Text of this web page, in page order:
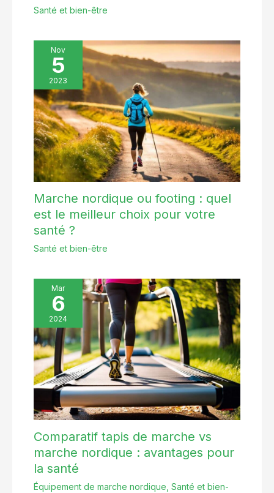
Santé et bien-être
Nov
5
2023
Marche nordique ou footing : quel
est le meilleur choix pour votre
santé ?
Santé et bien-être
Mar
6
2024
Comparatif tapis de marche vs
marche nordique : avantages pour
la santé
Équipement de marche nordique Santé et bien-